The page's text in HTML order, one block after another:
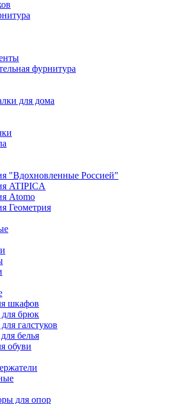
фурнитура
для дома
"Вдохновленные Россией"
ATIPICA
Atomo
Геометрия
шкафов
брюк
галстуков
белья
обуви
для опор